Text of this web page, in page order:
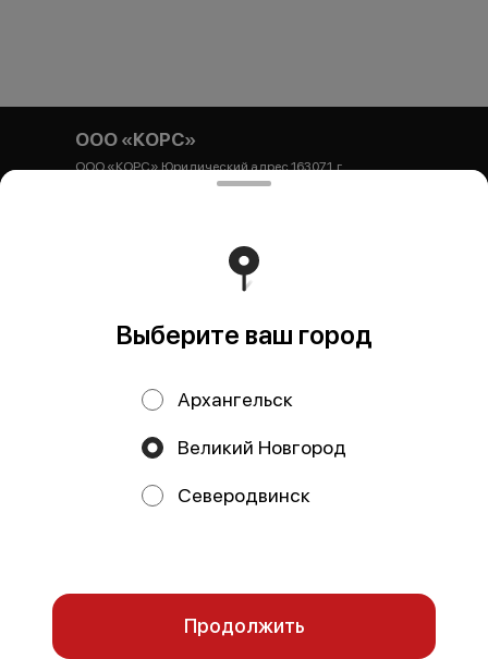
аналитических сервисов согласно нашейполитике
конфиденциальности
ООО «КОРС»
ООО «КОРС» Юридический адрес 163071, г.
Архангельск, ул. Гайдара, 44, корпус 1, офис 54
40702810304710000044 Архангельское ОСБ № 8637
ПАО Сбербанк К/с 301 018 101 000 000 006 01 БИК
Политика конфиденциальности
Выберите ваш город
Архангельск
Великий Новгород
Северодвинск